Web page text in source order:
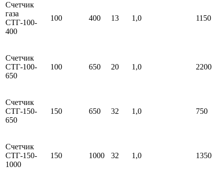
Счетчик
газа
СТГ-100-
400
100 400 13 1,0 1150
Счетчик
СТГ-100-
650
100 650 20 1,0 2200
Счетчик
СТГ-150-
650
150 650 32 1,0 750
Счетчик
СТГ-150-
1000
150 1000 32 1,0 1350